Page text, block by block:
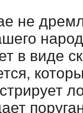
не
в виде